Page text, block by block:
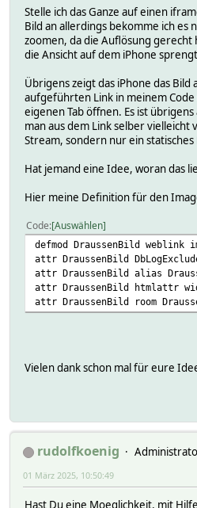
Stelle ich das Ganze auf einen
Bild an allerdings bekomme ich es
zoomen, da die Auflösung gerecht
die Ansicht auf dem iPhone
Übrigens zeigt das iPhone das Bild
aufgeführten Link in meinem
eigenen Tab öffnen. Es ist
man aus dem Link selber vielleicht
Stream, sondern nur ein statisches
Hat jemand eine Idee, woran das
Hier meine Definition für den
Code Auswählen
defmod DraussenBild weblink
attr DraussenBild
attr DraussenBild alias
attr DraussenBild htmlattr
attr DraussenBild room
Vielen dank schon mal für eure
rudolfkoenig
01 März 2025, 10:50:49